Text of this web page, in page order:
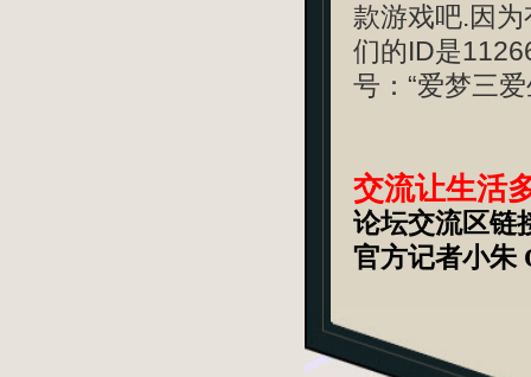
款游戏吧.因
们的ID是
号：“爱梦三爱
交流让生活
论坛交流区链
官方记者小朱